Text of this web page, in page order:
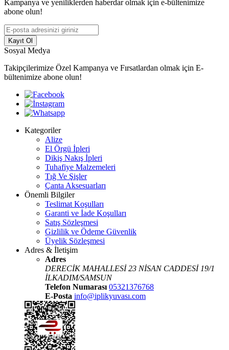
Kampanya ve yeniliklerden haberdar olmak için e-bültenimize
abone olun!
Kayıt Ol
Sosyal Medya
Takipçilerimize Özel Kampanya ve Fırsatlardan olmak için E-
bültenimize abone olun!
Kategoriler
Alize
El Örgü İpleri
Dikiş Nakış İpleri
Tuhafiye Malzemeleri
Tığ Ve Şişler
Çanta Aksesuarları
Önemli Bilgiler
Teslimat Koşulları
Garanti ve İade Koşulları
Satış Sözleşmesi
Gizlilik ve Ödeme Güvenlik
Üyelik Sözleşmesi
Adres & İletişim
Adres
DERECİK MAHALLESİ 23 NİSAN CADDESİ 19/1
İLKADIM/SAMSUN
Telefon Numarası 05321376768
E-Posta info@iplikyuvası.com